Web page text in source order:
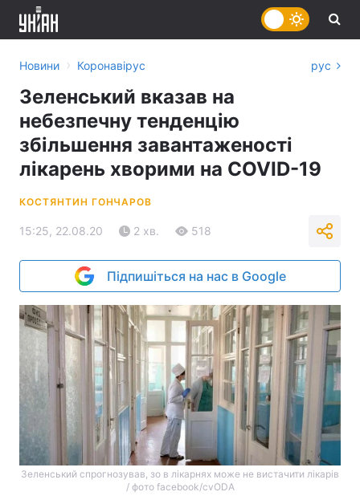
Новини › Коронавірус рус
Зеленський вказав на
небезпечну тенденцію
збільшення завантаженості
лікарень хворими на COVID-19
КОСТЯНТИН ГОНЧАРОВ
15:25, 22.08.20 2 хв. 518
Підпишіться на нас в Google
Зеленський спрогнозував, зо в лікарнях може не вистачити лікарів
/ фото facebook/cvODA